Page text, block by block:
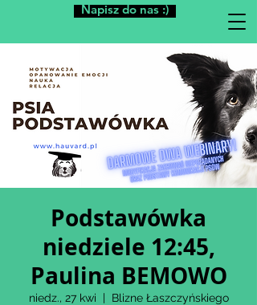
Napisz do nas :)
Podstawówka
niedziele 12:45,
Paulina BEMOWO
niedz., 27 kwi
  |
Blizne Łaszczyńskiego